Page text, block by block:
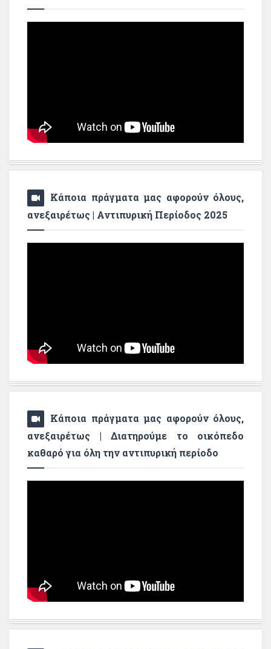
Κάποια πράγματα μας αφορούν όλους,
ανεξαιρέτως | Αντιπυρική Περίοδος 2025
Κάποια πράγματα μας αφορούν όλους,
ανεξαιρέτως | Διατηρούμε το οικόπεδο
καθαρό για όλη την αντιπυρική περίοδο